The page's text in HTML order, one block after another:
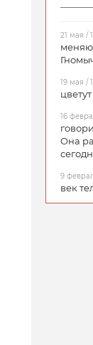
21 мая /
19 мая /
16
Она
9
век